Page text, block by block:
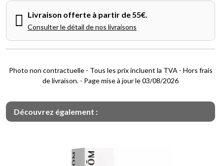
Livraison offerte à partir de 55€.
Consulter le détail de nos livraisons
Photo non contractuelle - Tous les prix incluent la TVA - Hors frais
de livraison. - Page mise à jour le 03/08/2026
Découvrez également :